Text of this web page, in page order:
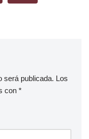
será publicada. Los
con *